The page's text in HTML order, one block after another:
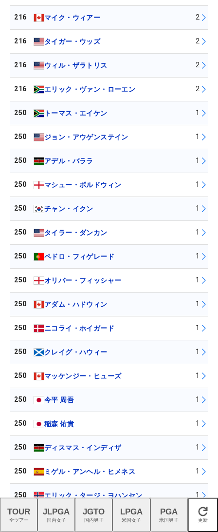
216 マイク・ウィアー 2
216 タイガー・ウッズ 2
216 ウィル・ザラトリス 2
216 エリック・ヴァン・ローエン 2
250 トーマス・エイケン 1
250 ジョン・アウゲンステイン 1
250 アデル・バララ 1
250 マシュー・ボルドウィン 1
250 チャン・イクン 1
250 タイラー・ダンカン 1
250 ペドロ・フィゲレード 1
250 オリバー・フィッシャー 1
250 アダム・ハドウィン 1
250 ニコライ・ホイガード 1
250 クレイグ・ハウィー 1
250 マッケンジー・ヒューズ 1
250 今平 周吾 1
250 稲森 佑貴 1
250 ディスマス・インディザ 1
250 ミゲル・アンヘル・ヒメネス 1
250 エリック・タージ・ヨハンセン 1
250 アンソニー・ジュマ 1
閉じる
TOUR
全ツアー
JLPGA
国内女子
JGTO
国内男子
LPGA
米国女子
PGA
米国男子 更新